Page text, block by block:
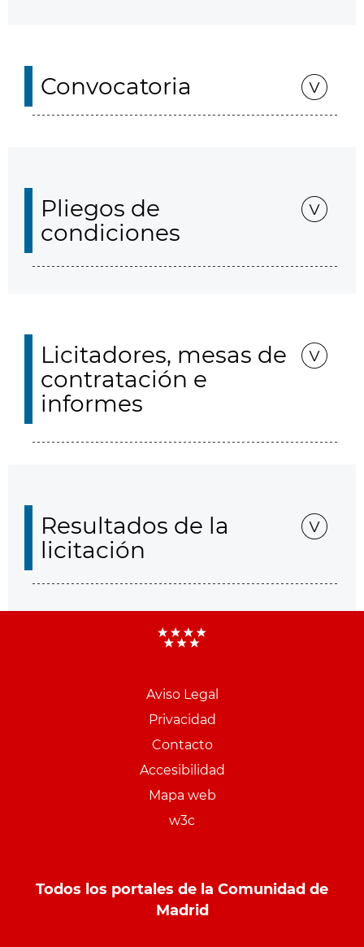
Convocatoria
Pliegos de
condiciones
Licitadores, mesas de
contratación e
informes
Resultados de la
licitación
Aviso Legal
Privacidad
Contacto
Accesibilidad
Mapa web
w3c
Todos los portales de la Comunidad de
Madrid